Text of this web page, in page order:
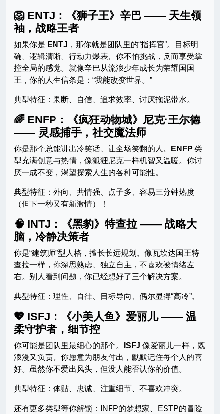
🦁 ENTJ：《狮子王》辛巴 —— 天生领
袖，战略王者
如果你是 ENTJ ，那你就是团队里的“指挥官”。目标明
确、逻辑清晰、行动力爆表。你不怕挑战，反而享受掌
控全局的感觉。就像辛巴从流浪少年成长为荣耀国国
王，你的人生信条是：“我能改变世界。”
典型特征：果断、自信、追求效率、讨厌拖泥带水。
🌈 ENFP：《疯狂动物城》尼克·王尔德
—— 灵感捕手，社交魔法师
你是那个总能讲出冷笑话、让全场笑翻的人。 ENFP 类
型充满创意与热情，像狐狸尼克一样机智又温暖。你讨
厌一成不变，渴望探索人生的各种可能性。
典型特征：外向、共情强、点子多、容易三分钟热度
（但下一秒又有新激情）！
🧠 INTJ：《黑豹》特查拉 —— 战略大
脑，冷静决策者
你是“建筑师”型人格，擅长长远规划。像瓦坎达国王特
查拉一样，你深思熟虑、独立自主，不喜欢被情绪左
右。别人看到问题，你已经想好了三个解决方案。
典型特征：理性、自律、目标导向、偶尔显得“高冷”。
💖 ISFJ：《小美人鱼》爱丽儿 —— 温
柔守护者，细节控
你可能是团队里最细心的那个。 ISFJ 像爱丽儿一样，既
浪漫又负责。你愿意为朋友付出，默默记住每个人的喜
好。虽然你不爱出风头，但没人能否认你的价值。
典型特征：体贴、忠诚、注重细节、不喜欢冲突。
还有更多类型等你解锁：INFP的梦想家、ESTP的冒险